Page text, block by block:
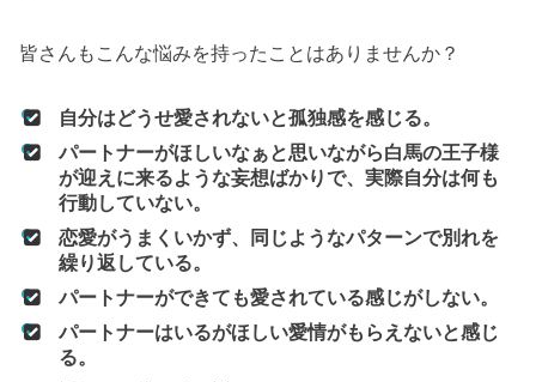
皆さんもこんな悩みを持ったことはありませんか？
自分はどうせ愛されないと孤独感を感じる。
パートナーがほしいなぁと思いながら白馬の王子様
が迎えに来るような妄想ばかりで、実際自分は何も
行動していない。
恋愛がうまくいかず、同じようなパターンで別れを
繰り返している。
パートナーができても愛されている感じがしない。
パートナーはいるがほしい愛情がもらえないと感じ
る。